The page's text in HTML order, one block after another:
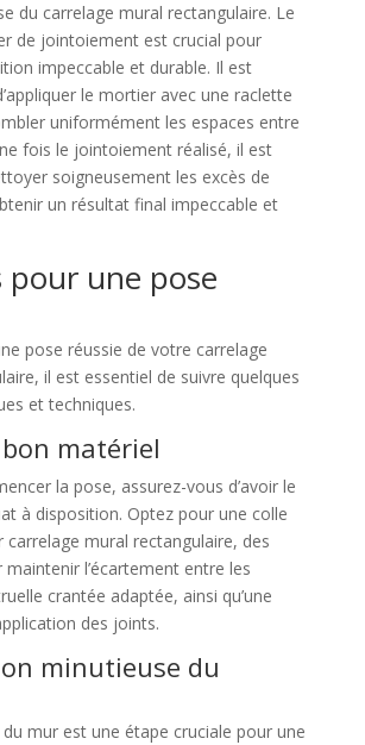
du carrelage mural rectangulaire. Le
de jointoiement est crucial pour
impeccable et durable. Il est
le mortier avec une raclette
uniformément les espaces entre
fois le jointoiement réalisé, il est
soigneusement les excès de
un résultat final impeccable et
pour une pose
pose réussie de votre carrelage
il est essentiel de suivre quelques
et techniques.
matériel
la pose, assurez-vous d’avoir le
à disposition. Optez pour une colle
carrelage mural rectangulaire, des
l’écartement entre les
crantée adaptée, ainsi qu’une
des joints.
minutieuse du
mur est une étape cruciale pour une